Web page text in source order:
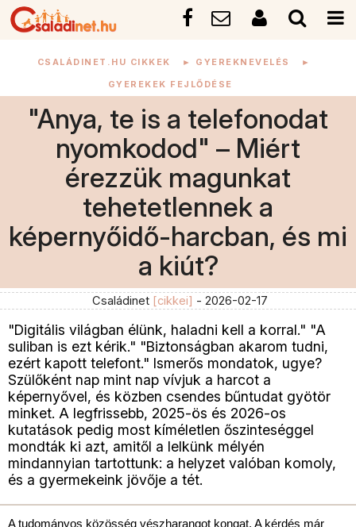
CSALÁDINET.HU CIKKEK ► GYEREKNEVELÉS ►
GYEREKEK FEJLŐDÉSE
"Anya, te is a telefonodat
nyomkodod" – Miért
érezzük magunkat
tehetetlennek a
képernyőidő-harcban, és mi
a kiút?
Családinet [cikkei] - 2026-02-17
"Digitális világban élünk, haladni kell a korral." "A
suliban is ezt kérik." "Biztonságban akarom tudni,
ezért kapott telefont." Ismerős mondatok, ugye?
Szülőként nap mint nap vívjuk a harcot a
képernyővel, és közben csendes bűntudat gyötör
minket. A legfrissebb, 2025-ös és 2026-os
kutatások pedig most kíméletlen őszinteséggel
mondták ki azt, amitől a lelkünk mélyén
mindannyian tartottunk: a helyzet valóban komoly,
és a gyermekeink jövője a tét.
A tudományos közösség vészharangot kongat. A kérdés már